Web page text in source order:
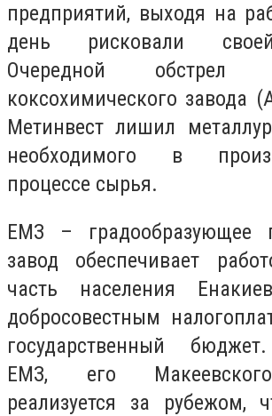
предприятий, выходя на
день рисковали
Очередной обстрел
коксохимического завода
Метинвест лишил
необходимого в
процессе сырья.
ЕМЗ – градообразующее
завод обеспечивает
часть населения
добросовестным
государственный
ЕМЗ, его
реализуется за рубежом,